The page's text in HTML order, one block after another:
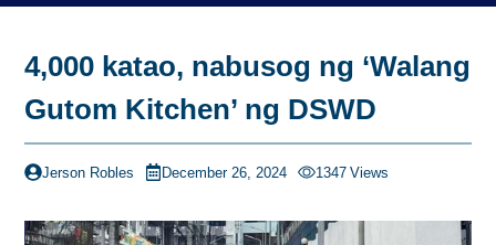
4,000 katao, nabusog ng ‘Walang
Gutom Kitchen’ ng DSWD
Jerson Robles December 26, 2024 1347 Views